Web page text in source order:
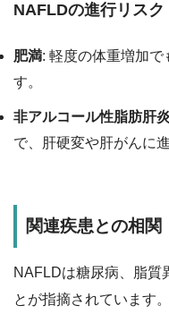
NAFLDの進行リスク
肥満: 軽度の体重増加で
す。
非アルコール性脂肪肝
で、肝硬変や肝がんに
関連疾患との相関
NAFLDは糖尿病、脂質
とが指摘されています